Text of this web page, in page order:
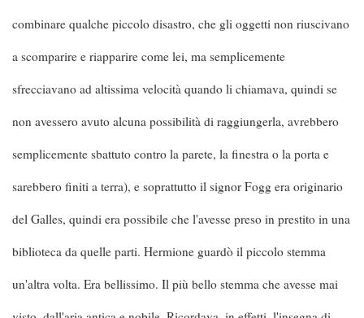
combinare qualche piccolo disastro, che gli oggetti non riuscivano
a scomparire e riapparire come lei, ma semplicemente
sfrecciavano ad altissima velocità quando li chiamava, quindi se
non avessero avuto alcuna possibilità di raggiungerla, avrebbero
semplicemente sbattuto contro la parete, la finestra o la porta e
sarebbero finiti a terra), e soprattutto il signor Fogg era originario
del Galles, quindi era possibile che l'avesse preso in prestito in una
biblioteca da quelle parti. Hermione guardò il piccolo stemma
un'altra volta. Era bellissimo. Il più bello stemma che avesse mai